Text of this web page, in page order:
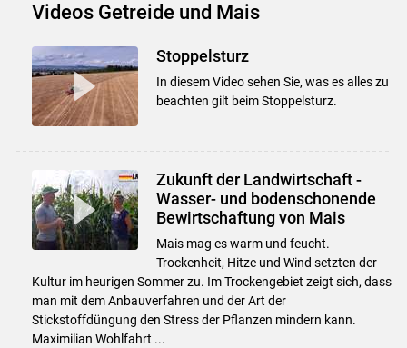
Videos Getreide und Mais
Stoppelsturz
In diesem Video sehen Sie, was es alles zu
beachten gilt beim Stoppelsturz.
Zukunft der Landwirtschaft -
Wasser- und bodenschonende
Bewirtschaftung von Mais
Mais mag es warm und feucht.
Trockenheit, Hitze und Wind setzten der
Kultur im heurigen Sommer zu. Im Trockengebiet zeigt sich, dass
man mit dem Anbauverfahren und der Art der
Stickstoffdüngung den Stress der Pflanzen mindern kann.
Maximilian Wohlfahrt ...